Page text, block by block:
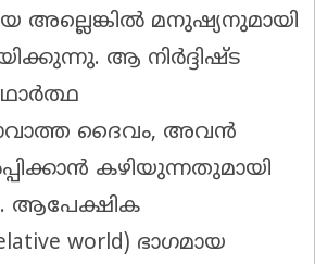
അല്ലെങ്കിൽ മനുഷ്യനുമായി
ആ നിർദ്ദിഷ്ട
ദൈവം, അവൻ
കഴിയുന്നതുമായി
ആപേക്ഷിക
world) ഭാഗമായ